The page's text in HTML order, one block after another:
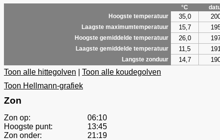
°C
Hoogste temperatuur
35,0
Laagste maximumtemperatuur 15,7
Hoogste gemiddelde temperatuur 26,0
Laagste gemiddelde temperatuur 11,5
Langste zonduur 14,7
Toon alle hittegolven
Toon alle koudegolven
Toon Hellmann-grafiek
Zon
Zon op:
06:10
Hoogste punt:
13:45
Zon onder:
21:19